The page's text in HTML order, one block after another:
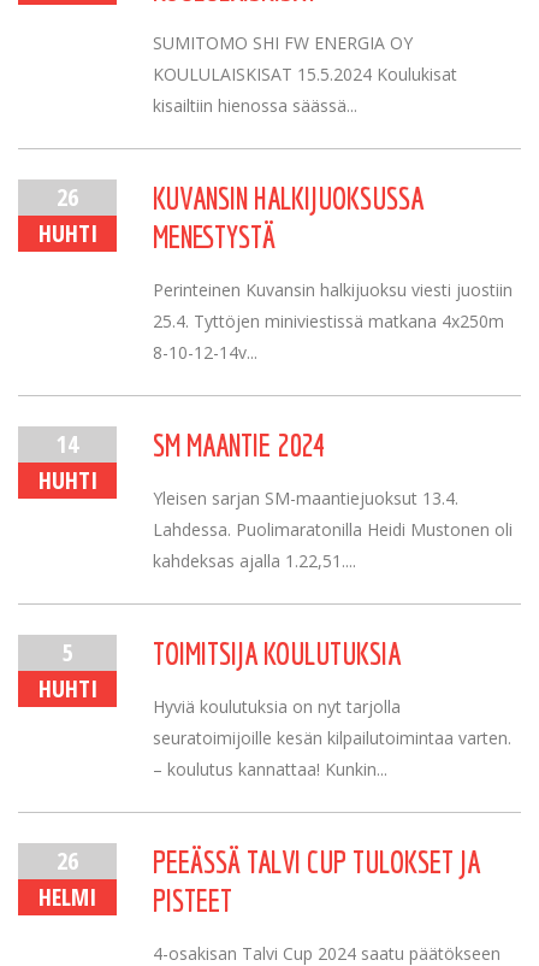
SUMITOMO SHI FW ENERGIA OY
KOULULAISKISAT 15.5.2024 Koulukisat
kisailtiin hienossa säässä...
26
HUHTI
KUVANSIN HALKIJUOKSUSSA
MENESTYSTÄ
Perinteinen Kuvansin halkijuoksu viesti juostiin
25.4. Tyttöjen miniviestissä matkana 4x250m
8-10-12-14v...
14
HUHTI
SM MAANTIE 2024
Yleisen sarjan SM-maantiejuoksut 13.4.
Lahdessa. Puolimaratonilla Heidi Mustonen oli
kahdeksas ajalla 1.22,51....
5
HUHTI
TOIMITSIJA KOULUTUKSIA
Hyviä koulutuksia on nyt tarjolla
seuratoimijoille kesän kilpailutoimintaa varten.
– koulutus kannattaa! Kunkin...
26
HELMI
PEEÄSSÄ TALVI CUP TULOKSET JA
PISTEET
4-osakisan Talvi Cup 2024 saatu päätökseen